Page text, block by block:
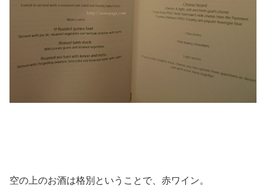
空の上のお酒は格別ということで、赤ワイン。